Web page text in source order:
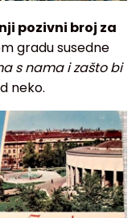
pozivni broj za
gradu susedne
s nama i zašto bi
neko.